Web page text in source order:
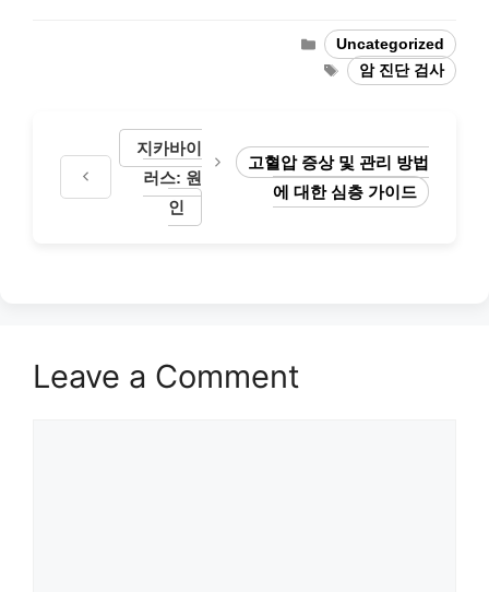
Categories
Uncategorized
Tags암 진단 검사
지카바이
러스: 원
인
고혈압 증상 및 관리 방법
에 대한 심층 가이드
Leave a Comment